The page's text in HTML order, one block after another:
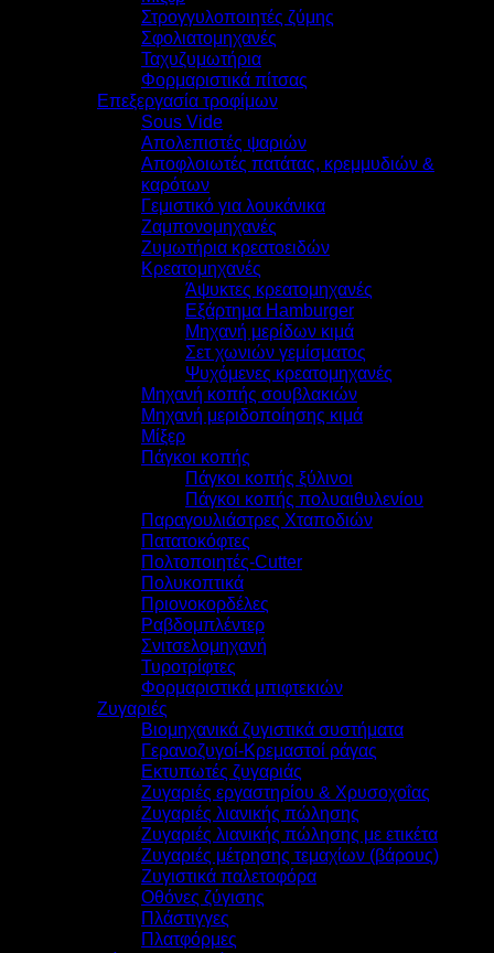
Στρογγυλοποιητές ζύμης
Σφολιατομηχανές
Ταχυζυμωτήρια
Φορμαριστικά πίτσας
Επεξεργασία τροφίμων
Sous Vide
Απολεπιστές ψαριών
Αποφλοιωτές πατάτας, κρεμμυδιών &
καρότων
Γεμιστικό για λουκάνικα
Ζαμπονομηχανές
Ζυμωτήρια κρεατοειδών
Κρεατομηχανές
Άψυκτες κρεατομηχανές
Εξάρτημα Hamburger
Μηχανή μερίδων κιμά
Σετ χωνιών γεμίσματος
Ψυχόμενες κρεατομηχανές
Μηχανή κοπής σουβλακιών
Μηχανή μεριδοποίησης κιμά
Μίξερ
Πάγκοι κοπής
Πάγκοι κοπής ξύλινοι
Πάγκοι κοπής πολυαιθυλενίου
Παραγουλιάστρες Χταποδιών
Πατατοκόφτες
Πολτοποιητές-Cutter
Πολυκοπτικά
Πριονοκορδέλες
Ραβδομπλέντερ
Σνιτσελομηχανή
Τυροτρίφτες
Φορμαριστικά μπιφτεκιών
Ζυγαριές
Βιομηχανικά ζυγιστικά συστήματα
Γερανοζυγοί-Κρεμαστοί ράγας
Εκτυπωτές ζυγαριάς
Ζυγαριές εργαστηρίου & Χρυσοχοΐας
Ζυγαριές λιανικής πώλησης
Ζυγαριές λιανικής πώλησης με ετικέτα
Ζυγαριές μέτρησης τεμαχίων (βάρους)
Ζυγιστικά παλετοφόρα
Οθόνες ζύγισης
Πλάστιγγες
Πλατφόρμες